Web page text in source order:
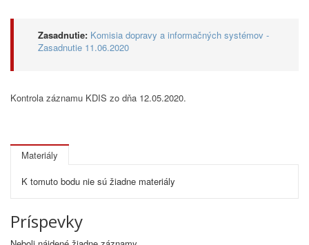
Zasadnutie: Komisia dopravy a informačných systémov -
Zasadnutie 11.06.2020
Kontrola záznamu KDIS zo dňa 12.05.2020.
Materiály
K tomuto bodu nie sú žiadne materiály
Príspevky